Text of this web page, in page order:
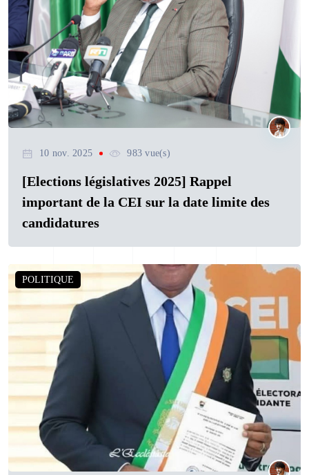
10 nov. 2025 983 vue(s)
[Elections législatives 2025] Rappel
important de la CEI sur la date limite des
candidatures
POLITIQUE